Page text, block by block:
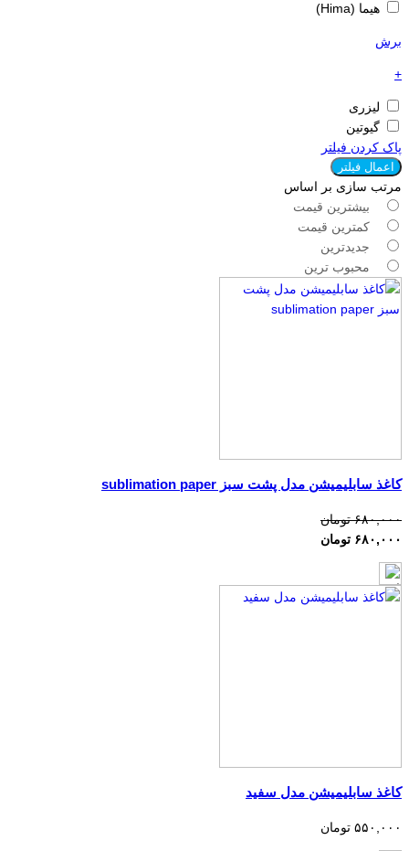
هیما (Hima)
برش
+
لیزری
گیوتین
پاک کردن فیلتر
اعمال فیلتر
مرتب سازی بر اساس
بیشترین قیمت
کمترین قیمت
جدیدترین
محبوب ترین
کاغذ سابلیمیشن مدل پشت سبز sublimation paper
۶۸۰,۰۰۰ تومان
۶۸۰,۰۰۰ تومان
کاغذ سابلیمیشن مدل سفید
۵۵۰,۰۰۰ تومان